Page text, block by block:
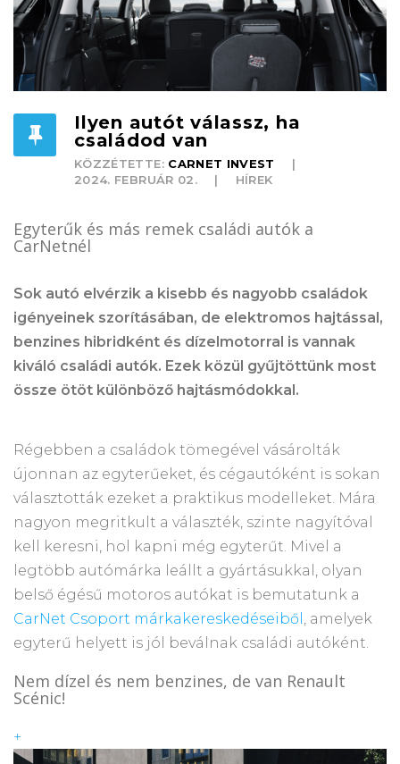
Ilyen autót válassz, ha
családod van
KÖZZÉTETTE: CARNET INVEST
2024. FEBRUÁR 02.
HÍREK
Egyterűk és más remek családi autók a
CarNetnél
Sok autó elvérzik a kisebb és nagyobb családok
igényeinek szorításában, de elektromos hajtással,
benzines hibridként és dízelmotorral is vannak
kiváló családi autók. Ezek közül gyűjtöttünk most
össze ötöt különböző hajtásmódokkal.
Régebben a családok tömegével vásárolták
újonnan az egyterűeket, és cégautóként is sokan
választották ezeket a praktikus modelleket. Mára
nagyon megritkult a választék, szinte nagyítóval
kell keresni, hol kapni még egyterűt. Mivel a
legtöbb autómárka leállt a gyártásukkal, olyan
belső égésű motoros autókat is bemutatunk a
CarNet Csoport márkakereskedéseiből
, amelyek
egyterű helyett is jól beválnak családi autóként.
Nem dízel és nem benzines, de van Renault
Scénic!
+